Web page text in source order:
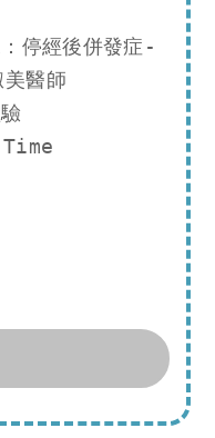
經後併發症-
醫師